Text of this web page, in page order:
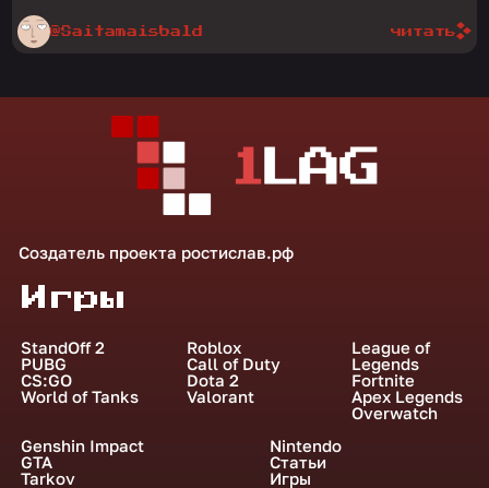
@Saitamaisbald читать
Создатель проекта ростислав.рф
Игры
StandOff 2
PUBG
CS:GO
World of Tanks
Roblox
Call of Duty
Dota 2
Valorant
League of
Legends
Fortnite
Apex Legends
Overwatch
Genshin Impact
GTA
Tarkov
Nintendo
Статьи
Игры